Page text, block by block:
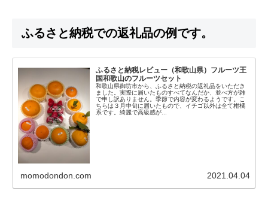
ふるさと納税での返礼品の例です。
ふるさと納税レビュー（和歌山県）フルーツ王
国和歌山のフルーツセット
和歌山県御坊市から、ふるさと納税の返礼品をいただき
ました。実際に届いたものすべてなんだか、並べ方が雑
で申し訳ありません。季節で内容が変わるようです。こ
ちらは３月中旬に届いたもので、イチゴ以外は全て柑橘
系です。綺麗で高級感が...
momodondon.com 2021.04.04